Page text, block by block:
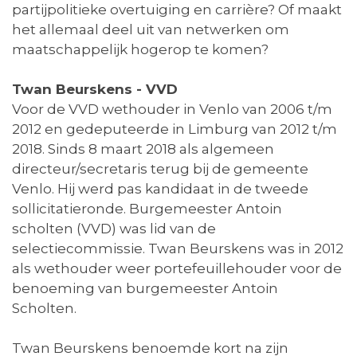
partijpolitieke overtuiging en carrière? Of maakt
het allemaal deel uit van netwerken om
maatschappelijk hogerop te komen?
Twan Beurskens - VVD
Voor de VVD wethouder in Venlo van 2006 t/m
2012 en gedeputeerde in Limburg van 2012 t/m
2018. Sinds 8 maart 2018 als algemeen
directeur/secretaris terug bij de gemeente
Venlo. Hij werd pas kandidaat in de tweede
sollicitatieronde. Burgemeester Antoin
scholten (VVD) was lid van de
selectiecommissie. Twan Beurskens was in 2012
als wethouder weer portefeuillehouder voor de
benoeming van burgemeester Antoin
Scholten.
Twan Beurskens benoemde kort na zijn